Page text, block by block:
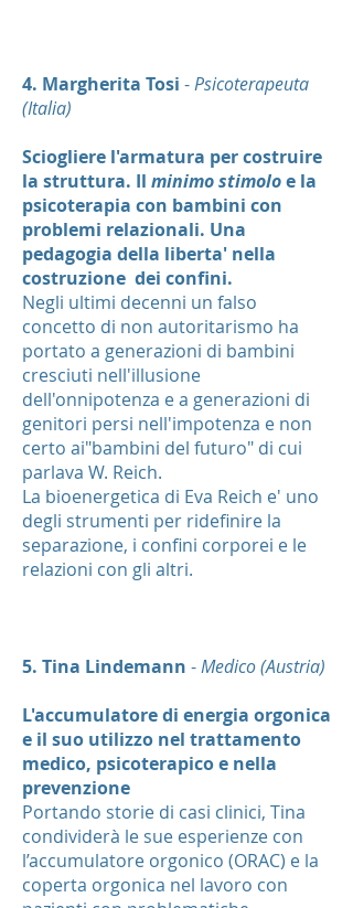
4. Margherita Tosi -Psicoterapeuta
(Italia)
Sciogliere l'armatura per costruire
la struttura. Il minimo stimoloe la
psicoterapia con bambini con
problemi relazionali. Una
pedagogia della liberta' nella
costruzione dei confini.
Negli ultimi decenni un falso
concetto di non autoritarismo ha
portato a generazioni di bambini
cresciuti nell'illusione
dell'onnipotenza e a generazioni di
genitori persi nell'impotenza e non
certo ai"bambini del futuro" di cui
parlava W. Reich.
La bioenergetica di Eva Reich e' uno
degli strumenti per ridefinire la
separazione, i confini corporei e le
relazioni con gli altri.
5. Tina Lindemann -Medico (Austria)
L'accumulatore di energia orgonica
e il suo utilizzo nel trattamento
medico, psicoterapico e nella
prevenzione
Portando storie di casi clinici, Tina
condividerà le sue esperienze con
l’accumulatore orgonico (ORAC) e la
coperta orgonica nel lavoro con